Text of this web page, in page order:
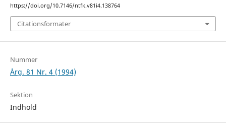
https://doi.org/10.7146/ntfk.v81i4.138764
Citationsformater
Nummer
Årg. 81 Nr. 4 (1994)
Sektion
Indhold